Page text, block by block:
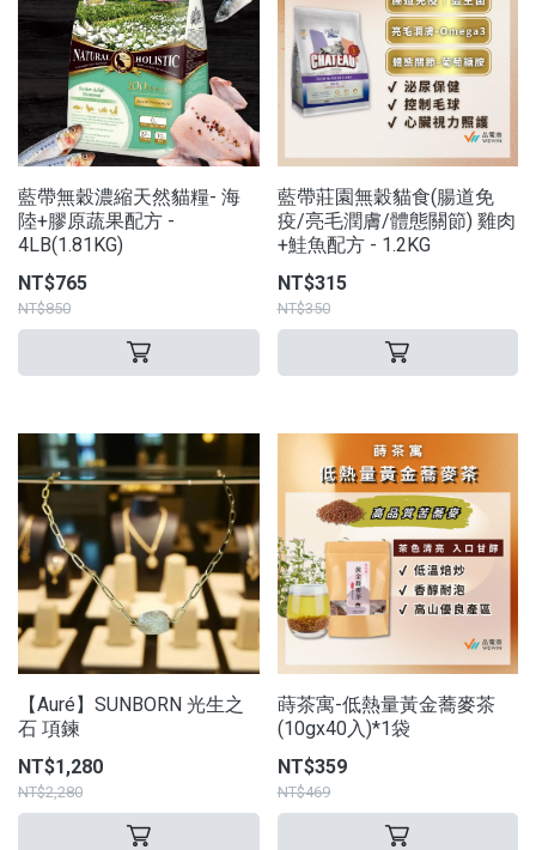
藍帶無穀濃縮天然貓糧- 海
陸+膠原蔬果配方 -
4LB(1.81KG)
NT$765
NT$850
藍帶莊園無穀貓食(腸道免
疫/亮毛潤膚/體態關節) 雞肉
+鮭魚配方 - 1.2KG
NT$315
NT$350
【Auré】SUNBORN 光生之
石 項鍊
NT$1,280
NT$2,280
蒔茶寓-低熱量黃金蕎麥茶
(10gx40入)*1袋
NT$359
NT$469